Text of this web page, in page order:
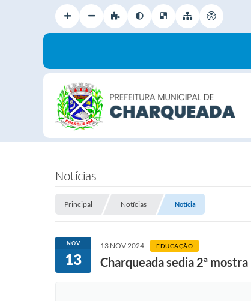
Notícias
Principal Notícias Notícia
NOV
13
13 NOV 2024 EDUCAÇÃO
Charqueada sedia 2ª